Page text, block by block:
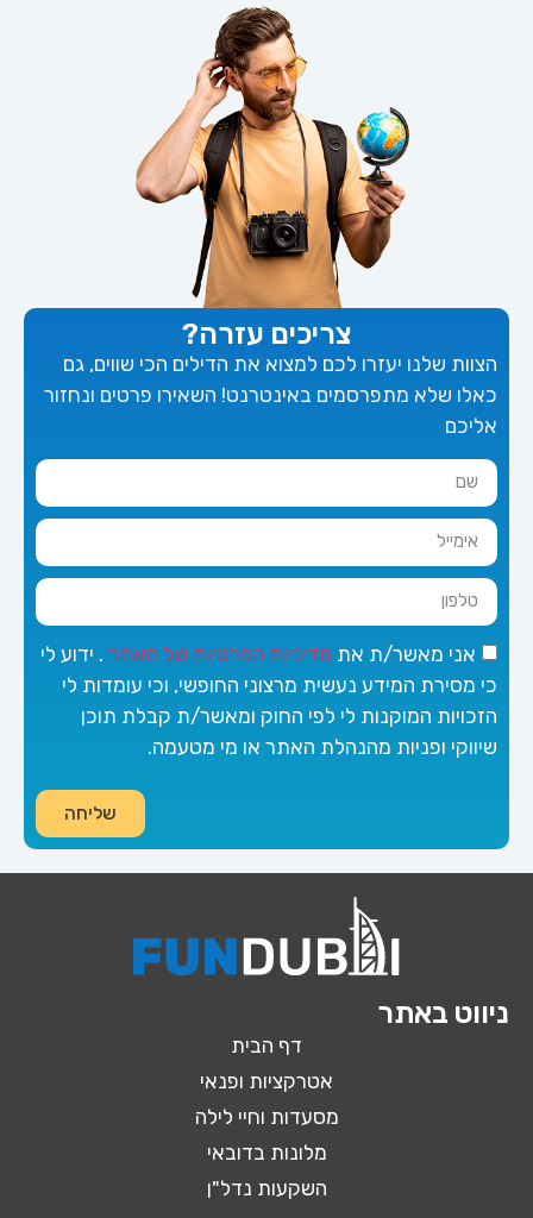
צריכים עזרה?
הצוות שלנו יעזרו לכם למצוא את הדילים הכי שווים, גם
כאלו שלא מתפרסמים באינטרנט! השאירו פרטים ונחזור
אליכם
אני מאשר/ת את מדיניות הפרטיות של האתר . ידוע לי
כי מסירת המידע נעשית מרצוני החופשי, וכי עומדות לי
הזכויות המוקנות לי לפי החוק ומאשר/ת קבלת תוכן
שיווקי ופניות מהנהלת האתר או מי מטעמה.
שליחה
ניווט באתר
דף הבית
אטרקציות ופנאי
מסעדות וחיי לילה
מלונות בדובאי
השקעות נדל"ן